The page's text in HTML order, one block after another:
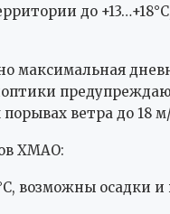
до
максимальная
ветра до 18
ХМАО:
возможны осадки и